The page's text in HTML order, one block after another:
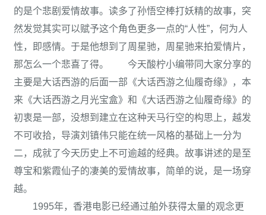
的是个悲剧爱情故事。读多了孙悟空棒打妖精的故事，突
然发觉其实可以赋予这个角色更多一点的“人性”，何为人
性，即感情。于是他想到了周星驰，周星驰来拍爱情片，
那怎么一个悲喜了得。 今天酸柠小编带同大家分享的
主要是大话西游的后面一部《大话西游之仙履奇缘》，本
来《大话西游之月光宝盒》和《大话西游之仙履奇缘》的
初衷是一部，没想到建立在这种天马行空的构思上，越发
不可收拾，导演刘镇伟只能在统一风格的基础上一分为
二，成就了今天历史上不可逾越的经典。故事讲述的是至
尊宝和紫霞仙子的凄美的爱情故事，简单的说，是一场穿
越。
1995年，香港电影已经通过舶外获得太量的观念更